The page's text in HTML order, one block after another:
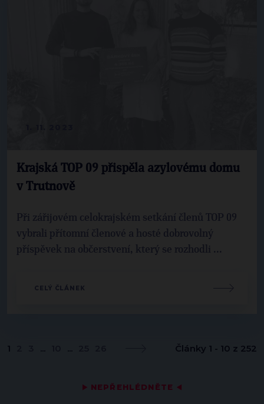
▶ NEPŘEHLÉDNĚTE ◀
Krajská TOP 09 přispěla azylovému domu
v Trutnově
Při zářijovém celokrajském setkání členů TOP 09
vybrali přítomní členové a hosté dobrovolný
příspěvek na občerstvení, který se rozhodli ...
CELÝ ČLÁNEK
1 ... ... Články 1 - 10 z 252